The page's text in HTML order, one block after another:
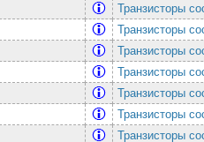
Транзисторы
Транзисторы
Транзисторы
Транзисторы
Транзисторы
Транзисторы
Транзисторы